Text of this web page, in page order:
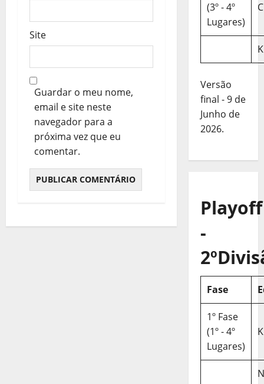
Site
Guardar o meu nome,
email e site neste
navegador para a
próxima vez que eu
comentar.
(3º - 4º
Lugares)
Versão
final - 9 de
Junho de
2026.
Playoff
-
Fase
1º Fase
(1º - 4º
Lugares)